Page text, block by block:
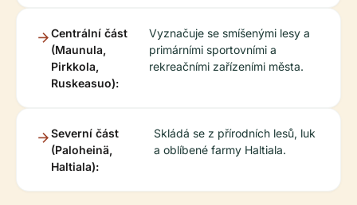
Centrální část
(Maunula,
Pirkkola,
Ruskeasuo):
Vyznačuje se smíšenými lesy a
primárními sportovními a
rekreačními zařízeními města.
Severní část
(Paloheinä,
Haltiala):
Skládá se z přírodních lesů, luk
a oblíbené farmy Haltiala.